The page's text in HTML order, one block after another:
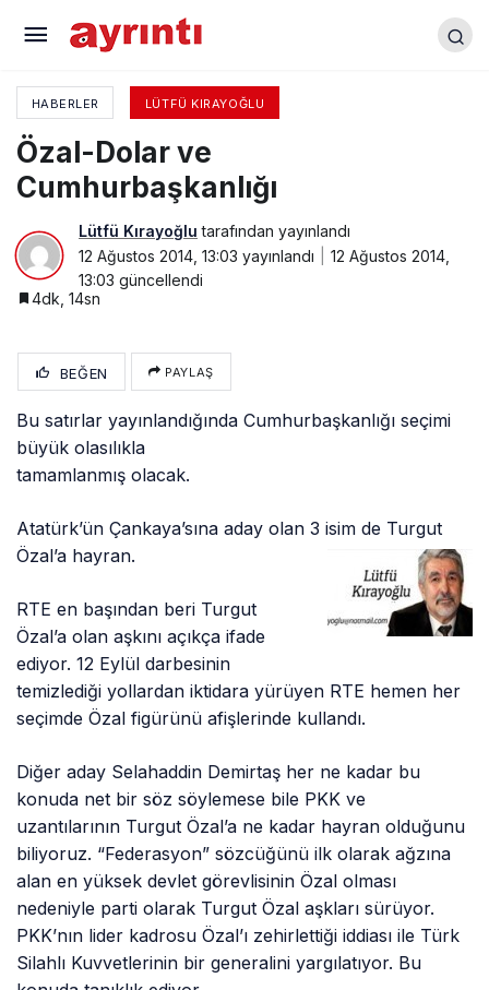
HABERLER LÜTFÜ KIRAYOĞLU
Özal-Dolar ve
Cumhurbaşkanlığı
Lütfü Kırayoğlu tarafından yayınlandı
12 Ağustos 2014, 13:03 yayınlandı
12 Ağustos 2014,
13:03 güncellendi
4dk, 14sn
BEĞEN PAYLAŞ
Bu satırlar yayınlandığında Cumhurbaşkanlığı seçimi
büyük olasılıkla
tamamlanmış olacak.
Atatürk’ün Çankaya’sına aday olan 3 isim de Turgut
Özal’a hayran.
RTE en başından beri Turgut
Özal’a olan aşkını açıkça ifade
ediyor. 12 Eylül darbesinin
temizlediği yollardan iktidara yürüyen RTE hemen her
seçimde Özal figürünü afişlerinde kullandı.
Diğer aday Selahaddin Demirtaş her ne kadar bu
konuda net bir söz söylemese bile PKK ve
uzantılarının Turgut Özal’a ne kadar hayran olduğunu
biliyoruz. “Federasyon” sözcüğünü ilk olarak ağzına
alan en yüksek devlet görevlisinin Özal olması
nedeniyle parti olarak Turgut Özal aşkları sürüyor.
PKK’nın lider kadrosu Özal’ı zehirlettiği iddiası ile Türk
Silahlı Kuvvetlerinin bir generalini yargılatıyor. Bu
Öldürmek “Sanatı”…